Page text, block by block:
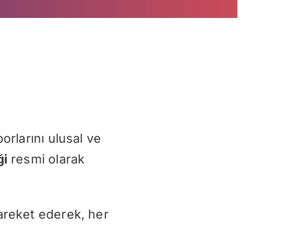
ulusal ve
resmi olarak
ederek, her